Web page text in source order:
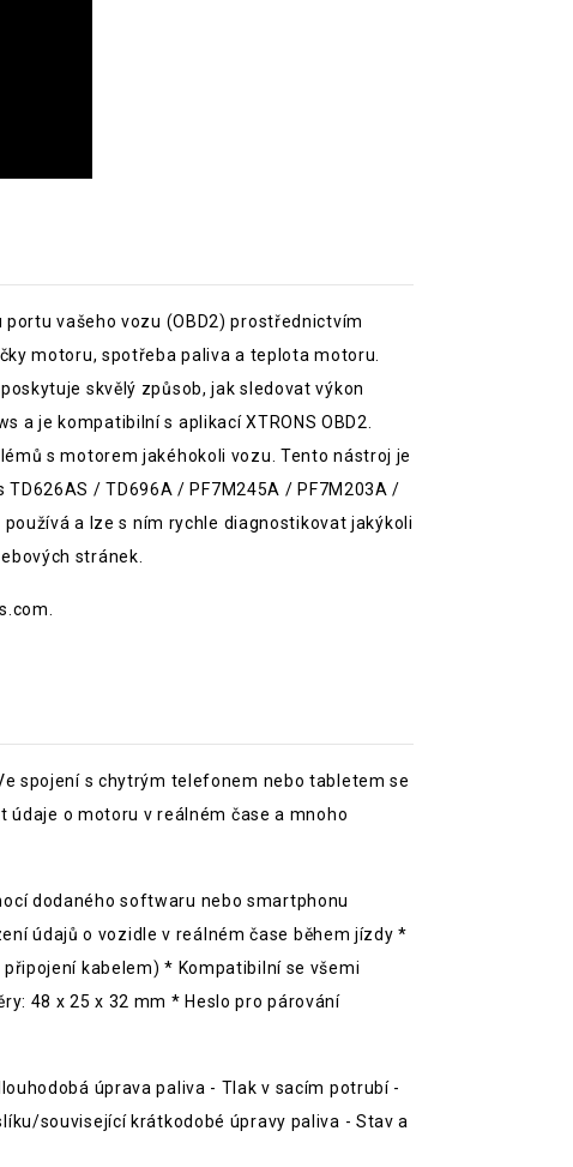
vašeho vozu (OBD2) prostřednictvím
motoru, spotřeba paliva a teplota motoru.
skvělý způsob, jak sledovat výkon
a je kompatibilní s aplikací XTRONS OBD2.
s motorem jakéhokoli vozu. Tento nástroj je
/ TD696A / PF7M245A / PF7M203A /
a lze s ním rychle diagnostikovat jakýkoli
stránek.
spojení s chytrým telefonem nebo tabletem se
o motoru v reálném čase a mnoho
dodaného softwaru nebo smartphonu
údajů o vozidle v reálném čase během jízdy *
kabelem) * Kompatibilní se všemi
48 x 25 x 32 mm * Heslo pro párování
úprava paliva - Tlak v sacím potrubí -
související krátkodobé úpravy paliva - Stav a